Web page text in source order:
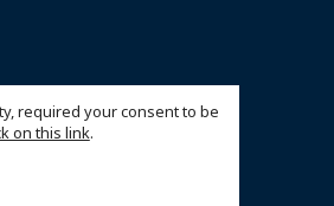
required your consent to be
on this link.